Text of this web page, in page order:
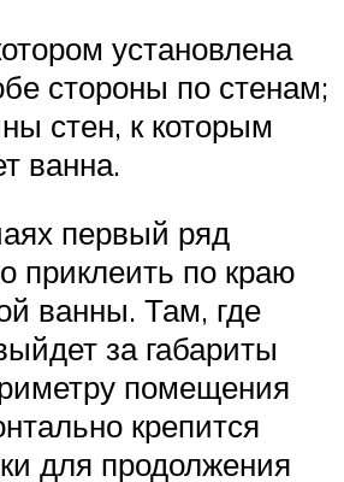
установлена
стороны по стенам;
стен, к которым
ванна.
первый ряд
приклеить по краю
ванны. Там, где
за габариты
помещения
крепится
для продолжения